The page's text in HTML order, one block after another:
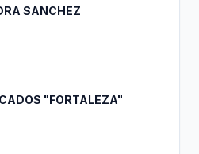
SANCHEZ
"FORTALEZA"